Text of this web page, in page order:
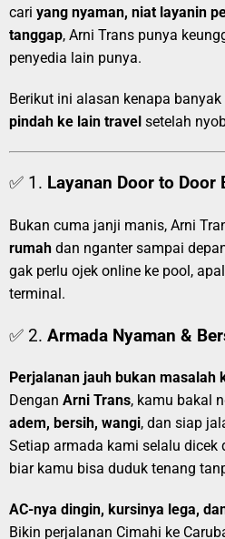
cari yang nyaman, niat layanin
tanggap, Arni Trans punya
penyedia lain punya.
Berikut ini alasan kenapa
pindah ke lain travel setelah
✅ 1. Layanan Door to Door
Bukan cuma janji manis, Arni
rumah dan nganter sampai
gak perlu ojek online ke pool,
terminal.
✅ 2. Armada Nyaman &
Perjalanan jauh bukan masalah
Dengan Arni Trans, kamu bakal
adem, bersih, wangi, dan siap
Setiap armada kami selalu dicek
biar kamu bisa duduk tenang
AC-nya dingin, kursinya lega,
Bikin perjalanan Cimahi ke